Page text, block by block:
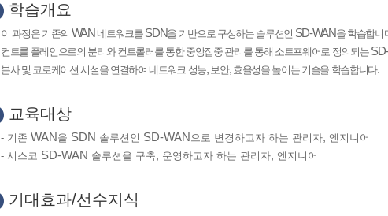
학습개요
이 과정은 기존의 WAN 네트워크를 SDN을 기반으로 구성하는 솔루션인 SD-WAN을 학습합니
컨트롤 플레인으로의 분리와 컨트롤러를 통한 중앙집중 관리를 통해 소트프웨어로 정의되는
본사 및 코로케이션 시설을 연결하여 네트워크 성능, 보안, 효율성을 높이는 기술을 학습합니다.
교육대상
- 기존 WAN을 SDN 솔루션인 SD-WAN으로 변경하고자 하는 관리자, 엔지니어
- 시스코 SD-WAN 솔루션을 구축, 운영하고자 하는 관리자, 엔지니어
기대효과/선수지식